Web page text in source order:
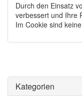
Durch den Einsatz
verbessert und Ihre
Im Cookie sind
Kategorien